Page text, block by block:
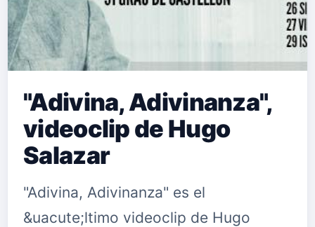
"Adivina, Adivinanza",
videoclip de Hugo
Salazar
"Adivina, Adivinanza" es el
&uacute;ltimo videoclip de Hugo